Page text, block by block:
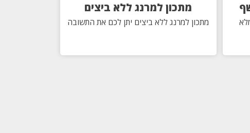
מתכון למרנג ללא ביצים
מתכון למרנג ללא ביצים יתן לכם את התשובה